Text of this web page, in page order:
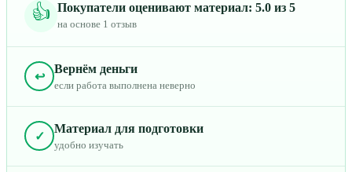
👍 Покупатели оценивают материал: 5.0 из 5
на основе 1 отзыв
↩
Вернём деньги
если работа выполнена неверно
✓
Материал для подготовки
удобно изучать